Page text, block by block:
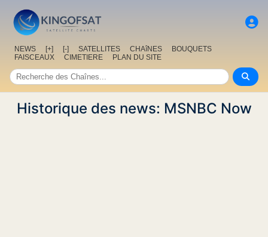
NEWS [+] [-] SATELLITES CHAîNES
BOUQUETS
FAISCEAUX
CIMETIERE PLAN DU SITE
Historique des news: MSNBC Now